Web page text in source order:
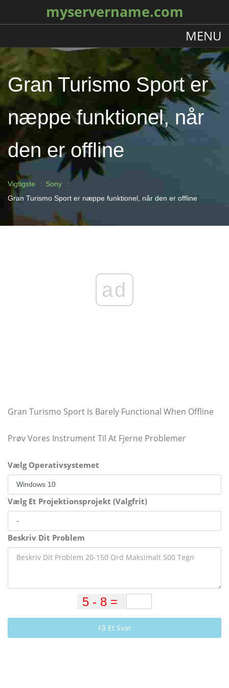
myservername.com
MENU
Gran Turismo Sport er
næppe funktionel, når
den er offline
Vigtigste
Sony
Gran Turismo Sport er næppe funktionel, når den er offline
ad
Gran Turismo Sport Is Barely Functional When Offline
Prøv Vores Instrument Til At Fjerne Problemer
Vælg Operativsystemet
Vælg Et Projektionsprojekt (Valgfrit)
Beskriv Dit Problem
Få Et Svar